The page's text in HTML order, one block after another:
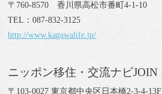
〒760-8570 香川県高松市番町4-1-10
TEL：087-832-3125
http://www.kagawalife.jp/
ニッポン移住・交流ナビJOIN
〒103-0027 東京都中央区日本橋2-3-4-13F